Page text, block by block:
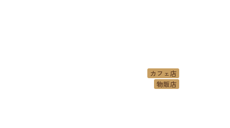
カフェ店
物販店